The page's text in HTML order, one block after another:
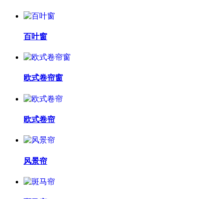
百叶窗
欧式卷帘窗
欧式卷帘
风景帘